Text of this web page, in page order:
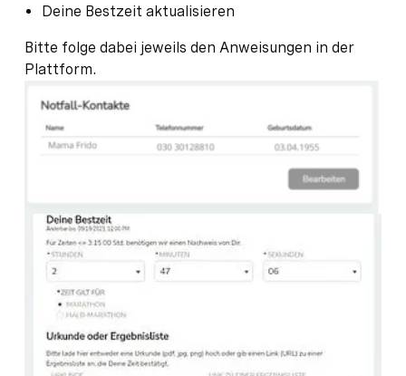
Deine Bestzeit aktualisieren
Bitte folge dabei jeweils den Anweisungen in der
Plattform.